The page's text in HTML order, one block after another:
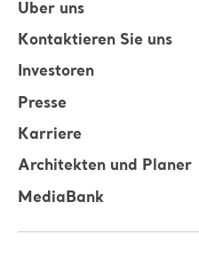
Über uns
Kontaktieren Sie uns
Investoren
Presse
Karriere
Architekten und Planer
MediaBank